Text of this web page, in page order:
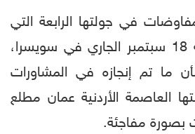
في جولتها الرابعة التي
انطلقت يوم الجمعة 18 سبتمبر الجاري في سويسرا،
ما تم إنجازه في المشاورات
العاصمة الأردنية عمان مطلع
بصورة مفاجئة.